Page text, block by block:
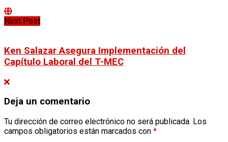
Next Post
Ken Salazar Asegura Implementación del
Capítulo Laboral del T-MEC
Deja un comentario
Tu dirección de correo electrónico no será publicada. Los
campos obligatorios están marcados con *